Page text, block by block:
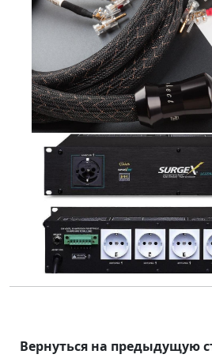
Вернуться на предыдущую